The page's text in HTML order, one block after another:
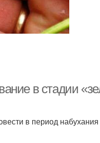
в стадии
в период